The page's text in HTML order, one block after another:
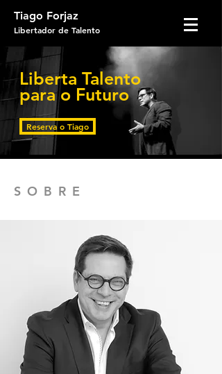
Tiago Forjaz
Libertador de Talento
Liberta Talento
para o Futuro
Reserva o Tiago
SOBRE